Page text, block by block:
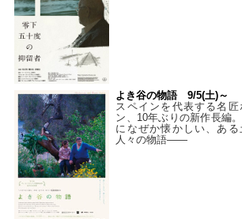
よき谷の物語 9/5(土)～
スペインを代表する名
ン、10年ぶりの新作長編
になぜか懐かしい、あ
人々の物語――